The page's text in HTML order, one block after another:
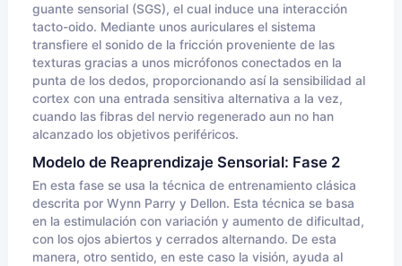
guante sensorial (SGS), el cual induce una interacción
tacto-oido. Mediante unos auriculares el sistema
transfiere el sonido de la fricción proveniente de las
texturas gracias a unos micrófonos conectados en la
punta de los dedos, proporcionando así la sensibilidad al
cortex con una entrada sensitiva alternativa a la vez,
cuando las fibras del nervio regenerado aun no han
alcanzado los objetivos periféricos.
Modelo de Reaprendizaje Sensorial: Fase 2
En esta fase se usa la técnica de entrenamiento clásica
descrita por Wynn Parry y Dellon. Esta técnica se basa
en la estimulación con variación y aumento de dificultad,
con los ojos abiertos y cerrados alternando. De esta
manera, otro sentido, en este caso la visión, ayuda al